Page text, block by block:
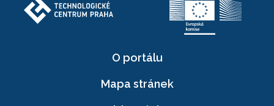
O portálu
Mapa stránek